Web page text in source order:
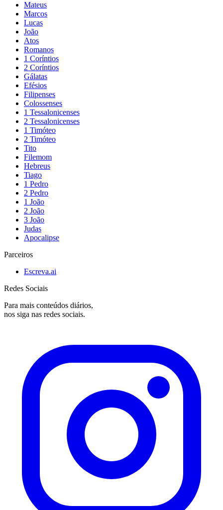
Mateus
Marcos
Lucas
João
Atos
Romanos
1 Coríntios
2 Coríntios
Gálatas
Efésios
Filipenses
Colossenses
1 Tessalonicenses
2 Tessalonicenses
1 Timóteo
2 Timóteo
Tito
Filemom
Hebreus
Tiago
1 Pedro
2 Pedro
1 João
2 João
3 João
Judas
Apocalipse
Parceiros
Escreva.ai
Redes Sociais
Para mais conteúdos diários,
nos siga nas redes sociais.